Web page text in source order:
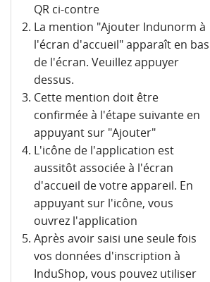
QR ci-contre
La mention "Ajouter Indunorm à
l'écran d'accueil" apparaît en bas
de l'écran. Veuillez appuyer
dessus.
Cette mention doit être
confirmée à l'étape suivante en
appuyant sur "Ajouter"
L'icône de l'application est
aussitôt associée à l'écran
d'accueil de votre appareil. En
appuyant sur l'icône, vous
ouvrez l'application
Après avoir saisi une seule fois
vos données d'inscription à
InduShop, vous pouvez utiliser